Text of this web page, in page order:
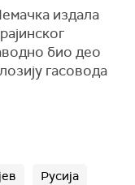
издала
био део
гасовода
Русија